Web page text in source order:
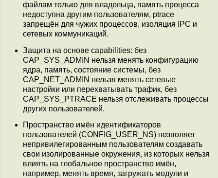
файлам только для владельца, память процесса
недоступна другим пользователям, ptrace
запрещён для чужих процессов, изоляция IPC и
сетевых коммуникаций.
Защита на основе capabilities: без
CAP_SYS_ADMIN нельзя менять конфигурацию
ядра, память, состояние системы, без
CAP_NET_ADMIN нельзя менять сетевые
настройки или перехватывать трафик, без
CAP_SYS_PTRACE нельзя отслеживать процессы
других пользователей.
Пространство имён идентификаторов
пользователей (CONFIG_USER_NS) позволяет
непривилегированным пользователям создавать
свои изолированные окружения, из которых нельзя
влиять на глобальное пространство имён,
например, менять время, загружать модули и